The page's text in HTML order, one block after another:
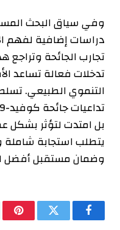
وفي سياق البحث
دراسات إضافية لفهم
تجارب الجائحة وتراجع
تدخلات فعالة تساعد
التنموي الطبيعي.
بل امتدت لتؤثر بشكل
يتطلب استجابة شاملة
وضمان مستقبل أفضل
فيسبوكتويتر